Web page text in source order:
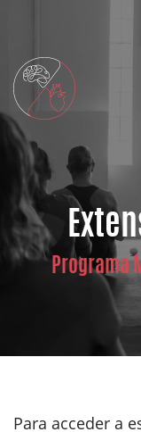
Programa
Para acceder a